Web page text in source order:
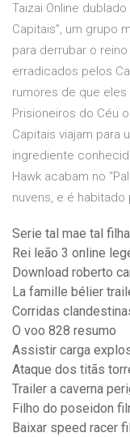
Taizai Online
Capitais”, um grupo
para derrubar o
erradicados pelos
rumores de que eles
Prisioneiros do Céu
Capitais viajam para
ingrediente
Hawk acabam no
nuvens, e é
Serie tal mae tal
Rei leão 3 online
Download roberto
La famille bélier
Corridas
O voo 828 resumo
Assistir carga
Ataque dos titãs
Trailer a caverna
Filho do poseidon
Baixar speed racer